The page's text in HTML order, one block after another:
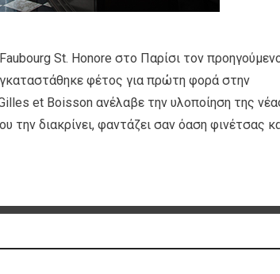
St. Honore στο Παρίσι τον
φέτος για πρώτη φορά στην
et Boisson ανέλαβε την υλοποίηση της
διακρίνει, φαντάζει σαν όαση φινέτσας